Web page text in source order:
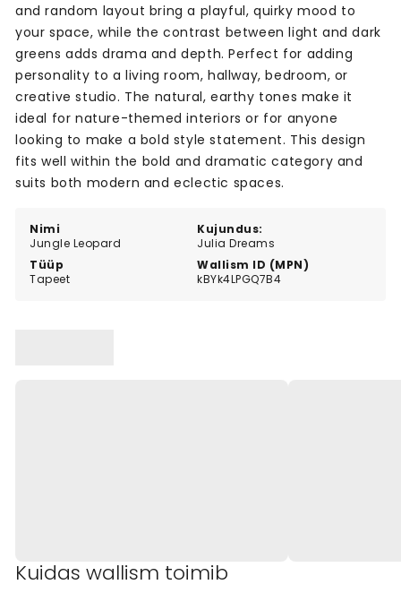
Nimi
Jungle Leopard
Kujundus:
Julia Dreams
Tüüp
Tapeet
Wallism ID (MPN)
kBYk4LPGQ7B4
and random layout bring a playful, quirky mood to
your space, while the contrast between light and dark
greens adds drama and depth. Perfect for adding
personality to a living room, hallway, bedroom, or
creative studio. The natural, earthy tones make it
ideal for nature-themed interiors or for anyone
looking to make a bold style statement. This design
fits well within the bold and dramatic category and
suits both modern and eclectic spaces.
Kuidas wallism toimib